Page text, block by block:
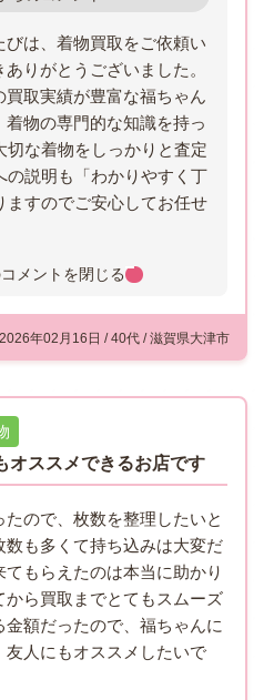
びは、着物買取をご依頼い
ありがとうございました。
買取実績が豊富な福ちゃん
着物の専門的な知識を持っ
切な着物をしっかりと査定
の説明も「わかりやすく丁
ますのでご安心してお任せ
メントを閉じる
2026年02月16日 / 40代 / 滋賀県大津市
オススメできるお店です
ので、枚数を整理したいと
数も多くて持ち込みは大変だ
もらえたのは本当に助かり
から買取までとてもスムーズ
額だったので、福ちゃんに
人にもオススメしたいで